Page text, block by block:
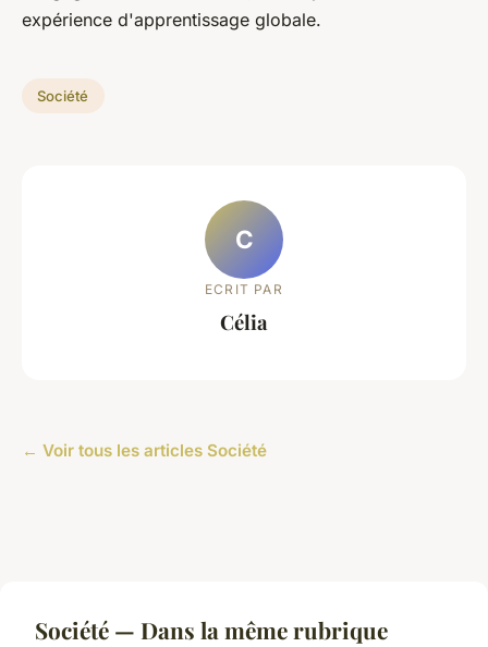
expérience d'apprentissage globale.
Société
C
ECRIT PAR
Célia
← Voir tous les articles Société
Société — Dans la même rubrique